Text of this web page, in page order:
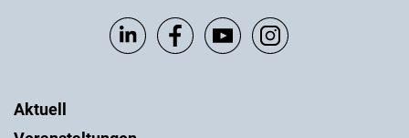
Aktuell